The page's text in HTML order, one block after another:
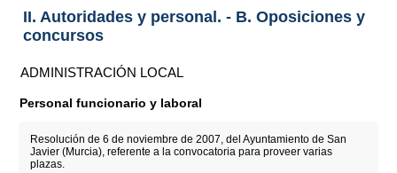
II. Autoridades y personal. - B. Oposiciones y
concursos
ADMINISTRACIÓN LOCAL
Personal funcionario y laboral
Resolución de 6 de noviembre de 2007, del Ayuntamiento de San
Javier (Murcia), referente a la convocatoria para proveer varias
plazas.